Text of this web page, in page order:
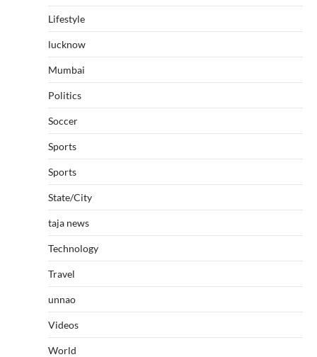
Lifestyle
lucknow
Mumbai
Politics
Soccer
Sports
Sports
State/City
taja news
Technology
Travel
unnao
Videos
World